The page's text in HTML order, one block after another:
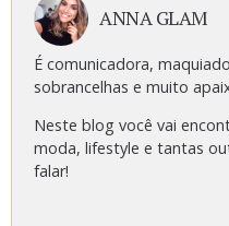
ANNA GLAM
É comunicadora,
sobrancelhas e muito
Neste blog você vai
moda, lifestyle e tantas
falar!